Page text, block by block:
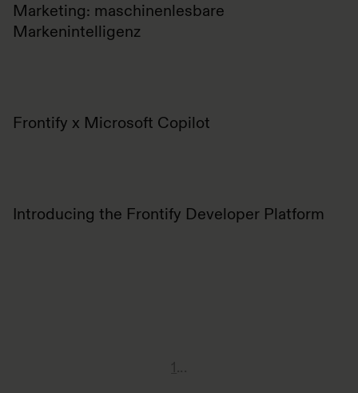
Marketing: maschinenlesbare
Markenintelligenz
Frontify x Microsoft Copilot
Introducing the Frontify Developer Platform